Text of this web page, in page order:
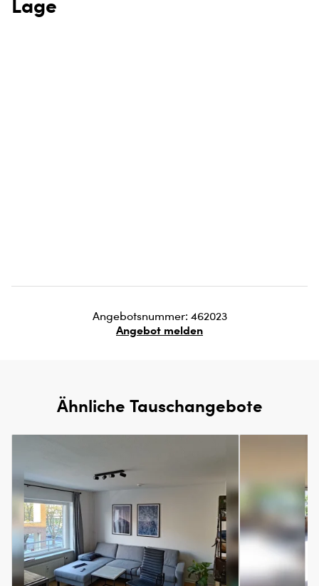
Lage
Angebotsnummer: 462023
Angebot melden
Ähnliche Tauschangebote